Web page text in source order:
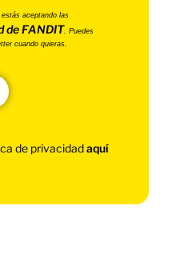
aceptando las
de FANDIT. Puedes
cuando quieras.
de privacidadaquí